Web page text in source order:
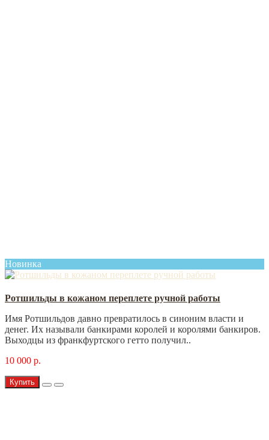
Новинка
Ротшильды в кожаном переплете ручной работы
Имя Ротшильдов давно превратилось в синоним власти и
денег. Их называли банкирами королей и королями банкиров.
Выходцы из франкфуртского гетто получил..
10 000 р.
Купить